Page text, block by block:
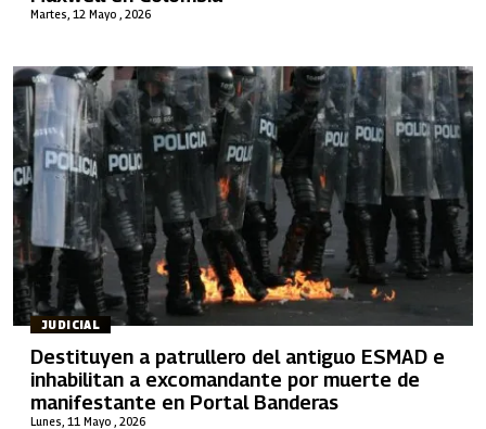
Martes, 12 Mayo , 2026
JUDICIAL
Lunes, 11 Mayo , 2026
Destituyen a patrullero del antiguo ESMAD e
inhabilitan a excomandante por muerte de
manifestante en Portal Banderas